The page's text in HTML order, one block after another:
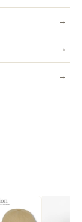
のスナップで調整